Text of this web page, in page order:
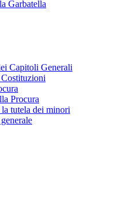
Garbatella
Capitoli Generali
Procura
tutela dei minori